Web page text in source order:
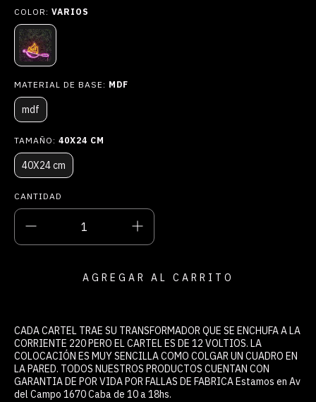
COLOR: VARIOS
MATERIAL DE BASE: MDF
mdf
TAMAÑO: 40X24 CM
40X24 cm
CANTIDAD
CADA CARTEL TRAE SU TRANSFORMADOR QUE SE ENCHUFA A LA
CORRIENTE 220 PERO EL CARTEL ES DE 12 VOLTIOS. LA
COLOCACIÓN ES MUY SENCILLA COMO COLGAR UN CUADRO EN
LA PARED. TODOS NUESTROS PRODUCTOS CUENTAN CON
GARANTIA DE POR VIDA POR FALLAS DE FABRICA Estamos en Av
del Campo 1670 Caba de 10 a 18hs.